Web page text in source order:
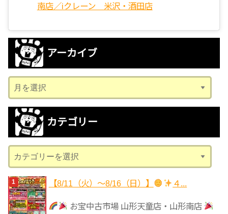
南店／iクレーン 米沢・酒田店
アーカイブ
ー
カ
ブ
カテゴリー
テ
ゴ
リ
ー
【8/11（火）～8/16（日）】 ４...
お宝中古市場 山形天童店・山形南店